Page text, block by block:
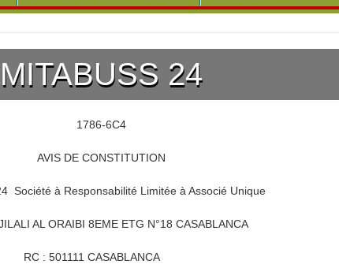
MITABUSS 24
1786-6C4
AVIS DE CONSTITUTION
Société à Responsabilité Limitée à Associé Unique
AL ORAIBI 8EME ETG N°18 CASABLANCA
RC : 501111 CASABLANCA